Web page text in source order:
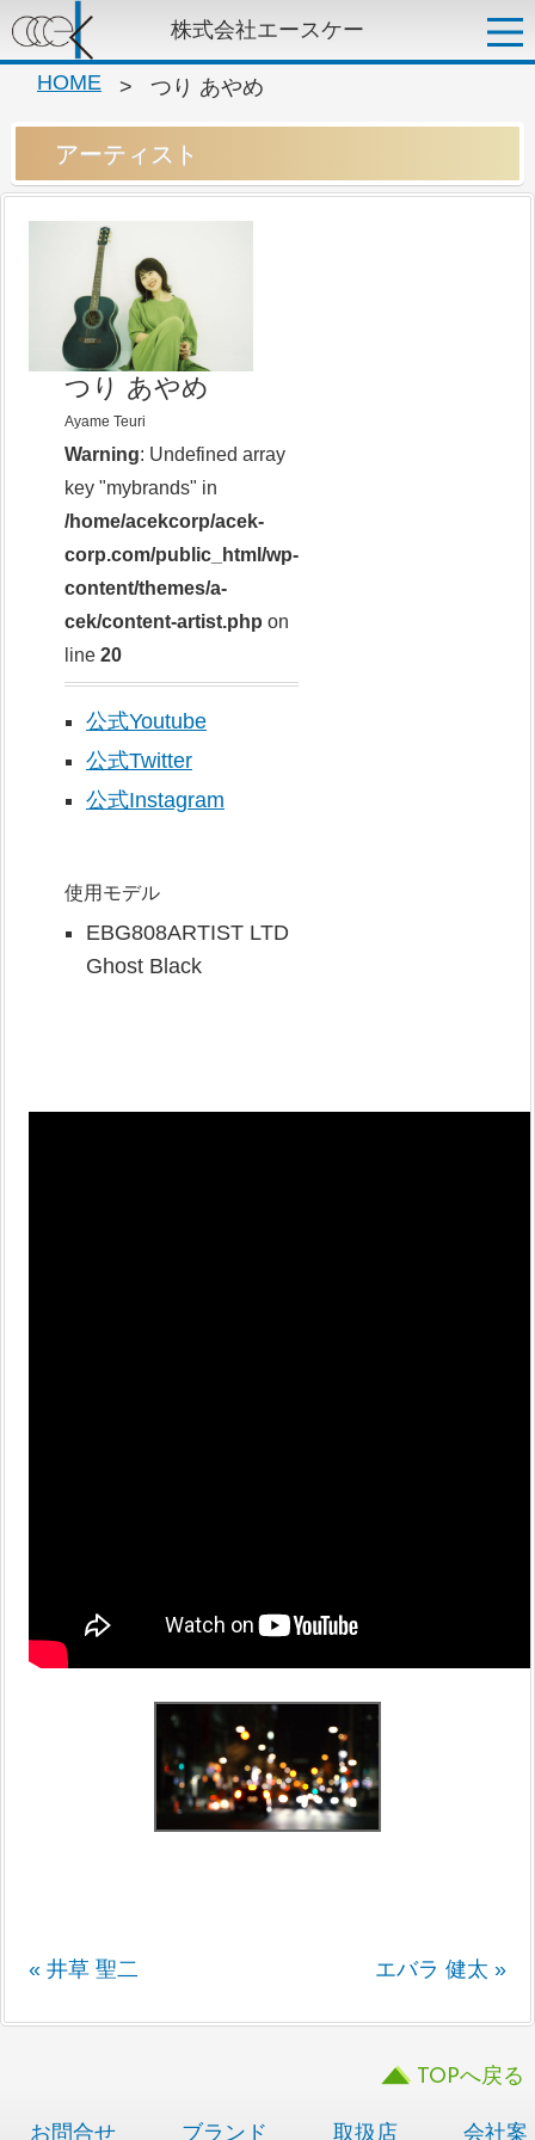
株式会社エースケー
HOME > つり あやめ
アーティスト
つり あやめ
Ayame Teuri
Warning: Undefined array
key "mybrands" in
/home/acekcorp/acek-
corp.com/public_html/wp-
content/themes/a-
cek/content-artist.php on
line 20
公式Youtube
公式Twitter
公式Instagram
使用モデル
EBG808ARTIST LTD
Ghost Black
« 井草 聖二 エバラ 健太 »
TOPへ戻る
お問合せ ブランド 取扱店 会社案